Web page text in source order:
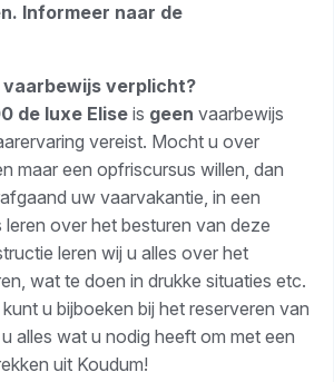
Informeer naar de
verplicht?
de luxe Elise is geen vaarbewijs
vereist. Mocht u over
maar een opfriscursus willen, dan
uw vaarvakantie, in een
leren over het besturen van deze
leren wij u alles over het
wat te doen in drukke situaties etc.
u bijboeken bij het reserveren van
alles wat u nodig heeft om met een
uit Koudum!